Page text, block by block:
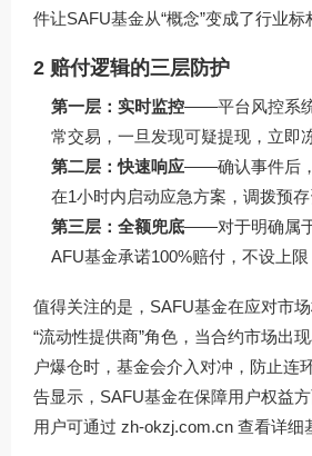
件让SAFU基金从“概念”变成了行业标
2 赔付逻辑的三层防护
第一层：实时监控——平台风控系
常交易，一旦发现可疑提现，立即
第二层：快速响应——确认事件后
在1小时内启动应急方案，调拨预
第三层：全额兜底——对于明确属
AFU基金承诺100%赔付，不设上限
值得关注的是，SAFU基金在应对市
“流动性提供商”角色，当合约市场出
户爆仓时，基金会介入对冲，防止连
告显示，SAFU基金在保障用户权益
用户可通过 zh-okzj.com.cn 查看详细